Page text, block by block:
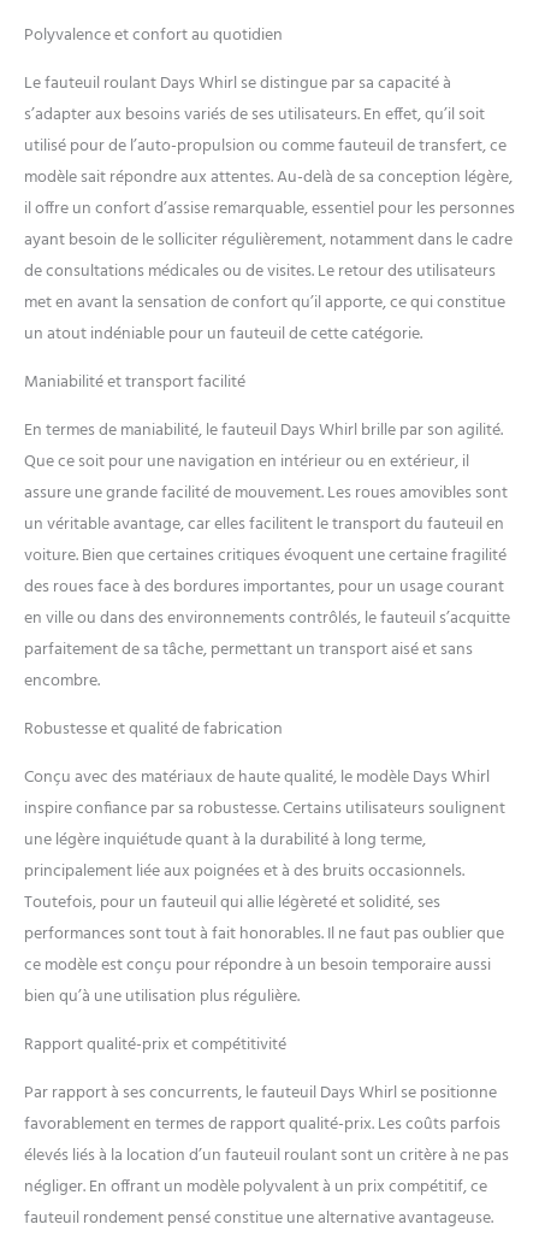
Repose-pieds réglables et
rembourrage de qualité pour
fournir un grand confort et
soutien à l'utilisateur. Avec
sangles de soutien au niveau
des mollets Comprend un
cadre en acier robuste et
durable avec des pneus
increvables pour plus de
sécurité. Une ceinture de
sécurité est inclus Idéal pour
les personnes âgées,
s'autopropulser
Polyvalence et confort au quotidien
Le fauteuil roulant Days Whirl se distingue par sa capacité à
s’adapter aux besoins variés de ses utilisateurs. En effet, qu’il soit
utilisé pour de l’auto-propulsion ou comme fauteuil de transfert, ce
modèle sait répondre aux attentes. Au-delà de sa conception légère,
il offre un confort d’assise remarquable, essentiel pour les personnes
ayant besoin de le solliciter régulièrement, notamment dans le cadre
de consultations médicales ou de visites. Le retour des utilisateurs
met en avant la sensation de confort qu’il apporte, ce qui constitue
un atout indéniable pour un fauteuil de cette catégorie.
Maniabilité et transport facilité
En termes de maniabilité, le fauteuil Days Whirl brille par son agilité.
Que ce soit pour une navigation en intérieur ou en extérieur, il
assure une grande facilité de mouvement. Les roues amovibles sont
un véritable avantage, car elles facilitent le transport du fauteuil en
voiture. Bien que certaines critiques évoquent une certaine fragilité
des roues face à des bordures importantes, pour un usage courant
en ville ou dans des environnements contrôlés, le fauteuil s’acquitte
parfaitement de sa tâche, permettant un transport aisé et sans
encombre.
Robustesse et qualité de fabrication
Conçu avec des matériaux de haute qualité, le modèle Days Whirl
inspire confiance par sa robustesse. Certains utilisateurs soulignent
une légère inquiétude quant à la durabilité à long terme,
principalement liée aux poignées et à des bruits occasionnels.
Toutefois, pour un fauteuil qui allie légèreté et solidité, ses
performances sont tout à fait honorables. Il ne faut pas oublier que
ce modèle est conçu pour répondre à un besoin temporaire aussi
bien qu’à une utilisation plus régulière.
Rapport qualité-prix et compétitivité
Par rapport à ses concurrents, le fauteuil Days Whirl se positionne
favorablement en termes de rapport qualité-prix. Les coûts parfois
élevés liés à la location d’un fauteuil roulant sont un critère à ne pas
négliger. En offrant un modèle polyvalent à un prix compétitif, ce
fauteuil rondement pensé constitue une alternative avantageuse.